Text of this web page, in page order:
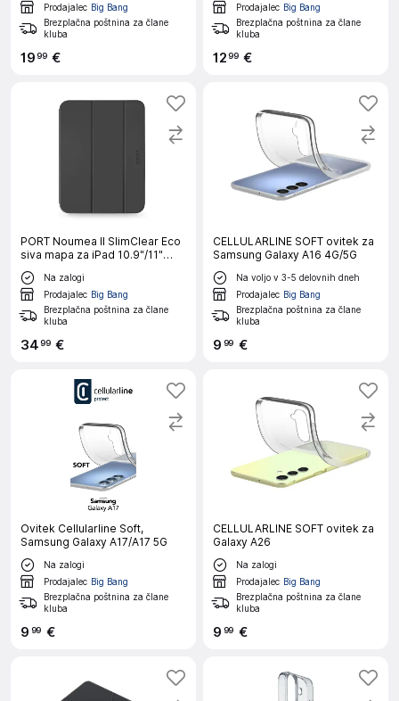
Prodajalec Big Bang
Brezplačna poštnina za člane
kluba
1999 €
Prodajalec Big Bang
Brezplačna poštnina za člane
kluba
1299 €
PORT Noumea II SlimClear Eco
siva mapa za iPad 10.9"/11"
(GEN 10/11)
Na zalogi
Prodajalec Big Bang
Brezplačna poštnina za člane
kluba
3499 €
CELLULARLINE SOFT ovitek za
Samsung Galaxy A16 4G/5G
Na voljo v 3-5 delovnih dneh
Prodajalec Big Bang
Brezplačna poštnina za člane
kluba
9 99 €
Ovitek Cellularline Soft,
Samsung Galaxy A17/A17 5G
Na zalogi
Prodajalec Big Bang
Brezplačna poštnina za člane
kluba
9 99 €
CELLULARLINE SOFT ovitek za
Galaxy A26
Na zalogi
Prodajalec Big Bang
Brezplačna poštnina za člane
kluba
9 99 €